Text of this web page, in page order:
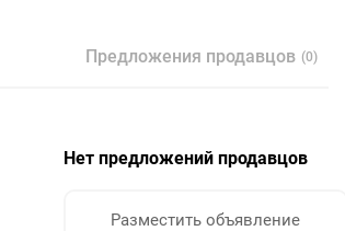
Предложения продавцов (0)
Нет предложений продавцов
Разместить объявление